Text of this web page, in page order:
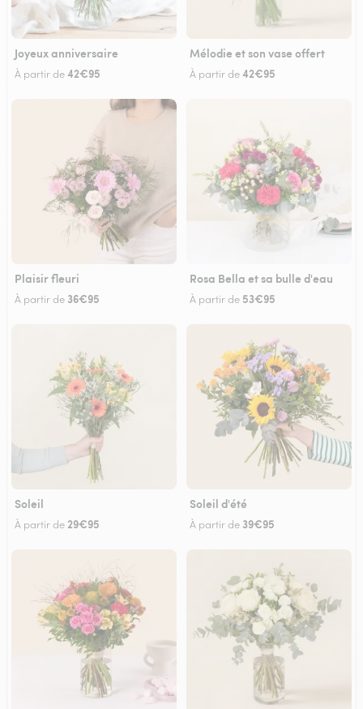
Joyeux anniversaire
À partir de42€95
Mélodie et son vase offert
À partir de42€95
Plaisir fleuri
À partir de 36€95
Rosa Bella et sa bulle d'eau
À partir de 53€95
Soleil
À partir de 29€95
Soleil d'été
À partir de 39€95